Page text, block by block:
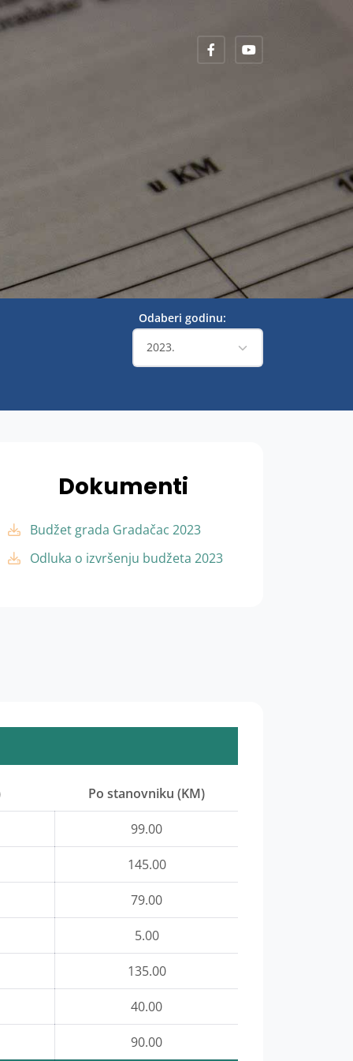
Odaberi godinu:
Dokumenti
Budžet grada Gradačac 2023
Odluka o izvršenju budžeta 2023
Po stanovniku (KM)
99.00
145.00
79.00
5.00
135.00
40.00
90.00